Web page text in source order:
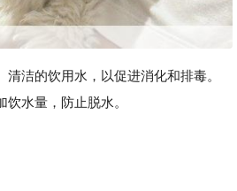
洁的饮用水，以促进消化和排毒。
饮水量，防止脱水。